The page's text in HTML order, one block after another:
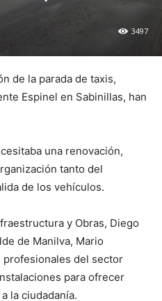
3497
de la parada de taxis,
Espinel en Sabinillas, han
una renovación,
tanto del
de los vehículos.
y Obras, Diego
de Manilva, Mario
profesionales del sector
para ofrecer
la ciudadanía.